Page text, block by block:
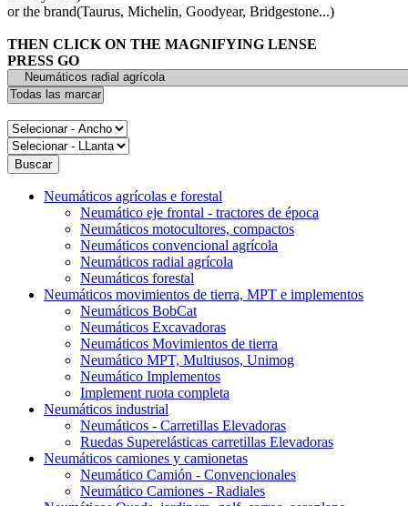
or the brand(Taurus, Michelin, Goodyear, Bridgestone...)
THEN CLICK ON THE MAGNIFYING LENSE
PRESS GO
Neumáticos agrícolas e forestal
Neumático eje frontal - tractores de época
Neumáticos motocultores, compactos
Neumáticos convencional agrícola
Neumáticos radial agrícola
Neumáticos forestal
Neumáticos movimientos de tierra, MPT e implementos
Neumáticos BobCat
Neumáticos Excavadoras
Neumáticos Movimientos de tierra
Neumático MPT, Multiusos, Unimog
Neumático Implementos
Implement ruota completa
Neumáticos industrial
Neumáticos - Carretillas Elevadoras
Ruedas Superelásticas carretillas Elevadoras
Neumáticos camiones y camionetas
Neumático Camión - Convencionales
Neumático Camiones - Radiales